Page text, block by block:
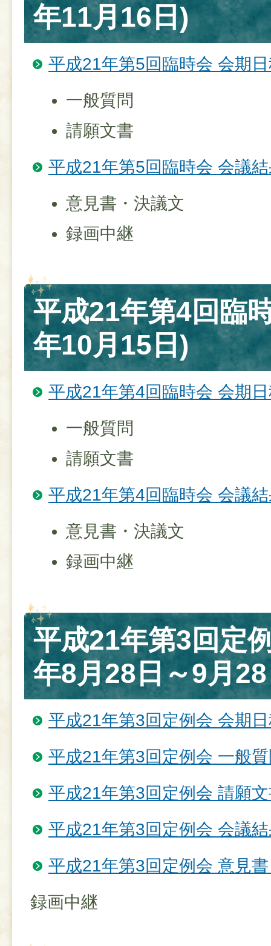
年11月16日)
平成21年第5回臨時会 会期
一般質問
請願文書
平成21年第5回臨時会 会議
意見書・決議文
録画中継
平成21年第4回臨
年10月15日)
平成21年第4回臨時会 会期
一般質問
請願文書
平成21年第4回臨時会 会議
意見書・決議文
録画中継
平成21年第3回定
年8月28日～9月
平成21年第3回定例会 会期
平成21年第3回定例会 一般
平成21年第3回定例会 請願
平成21年第3回定例会 会議
平成21年第3回定例会 意見
録画中継